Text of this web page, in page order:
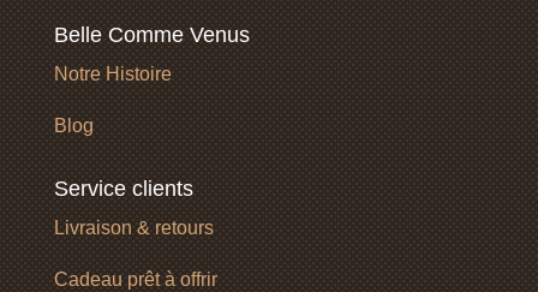
Belle Comme Venus
Notre Histoire
Blog
Service clients
Livraison & retours
Cadeau prêt à offrir